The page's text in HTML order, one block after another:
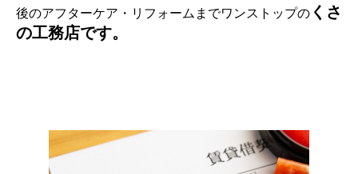
後のアフターケア・リフォームまでワンストップの くさ
の工務店です。